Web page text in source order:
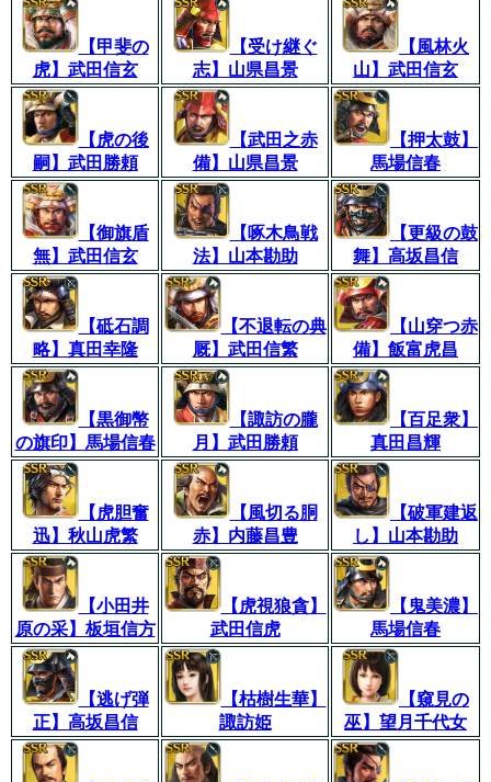
【甲斐の
虎】武田信玄
【受け継ぐ
志】山県昌景
【風林火
山】武田信玄
【虎の後
嗣】武田勝頼
【武田之赤
備】山県昌景
【押太鼓】
馬場信春
【御旗盾
無】武田信玄
【啄木鳥戦
法】山本勘助
【更級の鼓
舞】高坂昌信
【砥石調
略】真田幸隆
【不退転の典
厩】武田信繁
【山穿つ赤
備】飯富虎昌
【黒御幣
の旗印】馬場信春
【諏訪の朧
月】武田勝頼
【百足衆】
真田昌輝
【虎胆奮
迅】秋山虎繁
【風切る胴
赤】内藤昌豊
【破軍建返
し】山本勘助
【小田井
原の采】板垣信方
【虎視狼貪】
武田信虎
【鬼美濃】
馬場信春
【逃げ弾
正】高坂昌信
【枯樹生華】
諏訪姫
【窺見の
巫】望月千代女